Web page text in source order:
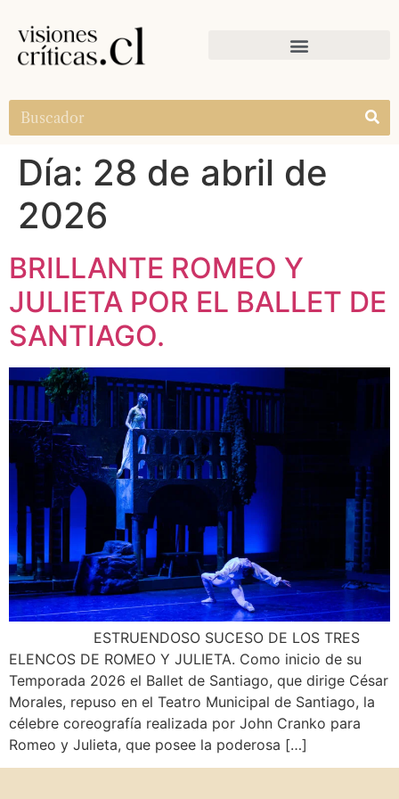
Día: 28 de abril de
2026
BRILLANTE ROMEO Y
JULIETA POR EL BALLET DE
SANTIAGO.
ESTRUENDOSO SUCESO DE LOS TRES
ELENCOS DE ROMEO Y JULIETA. Como inicio de su
Temporada 2026 el Ballet de Santiago, que dirige César
Morales, repuso en el Teatro Municipal de Santiago, la
célebre coreografía realizada por John Cranko para
Romeo y Julieta, que posee la poderosa […]